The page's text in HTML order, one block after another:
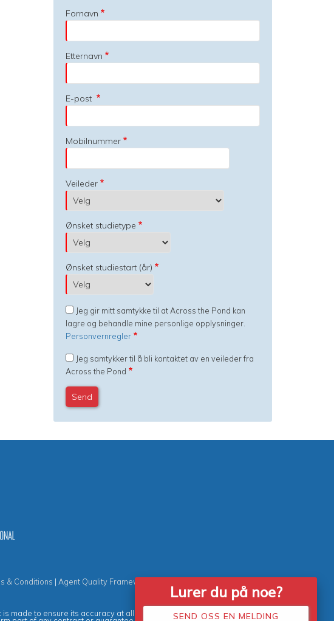
Fornavn
Etternavn
E-post
Mobilnummer
Veileder
Ønsket studietype
Ønsket studiestart (år)
Jeg gir mitt samtykke til at Across the Pond kan
lagre og behandle mine personlige opplysninger.
Personvernregler
Jeg samtykker til å bli kontaktet av en veileder fra
Across the Pond
& Conditions | Agent Quality Framework (AQF)
made to ensure its accuracy at all times.
Lurer du på noe?
SEND OSS EN MELDING